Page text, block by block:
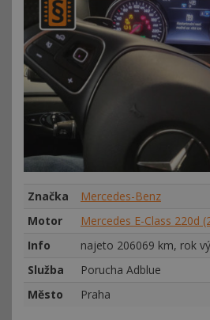
Značka
Mercedes-Benz
Motor
Mercedes E-Class 220d
Info
najeto 206069 km, rok
Služba
Porucha Adblue
Město
Praha